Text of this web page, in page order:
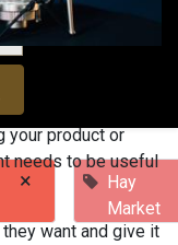
×
Hay
Market
your product or
needs to be useful
want and give it